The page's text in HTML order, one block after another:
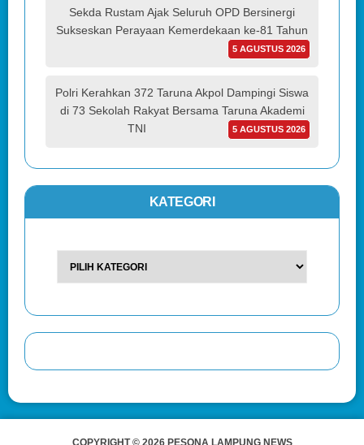
Sekda Rustam Ajak Seluruh OPD Bersinergi
Sukseskan Perayaan Kemerdekaan ke-81 Tahun
5 AGUSTUS 2026
Polri Kerahkan 372 Taruna Akpol Dampingi Siswa
di 73 Sekolah Rakyat Bersama Taruna Akademi
TNI
5 AGUSTUS 2026
KATEGORI
COPYRIGHT © 2026 PESONA LAMPUNG NEWS